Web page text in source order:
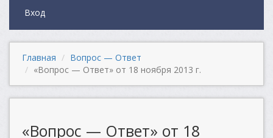
Вход
Главная
Вопрос — Ответ
«Вопрос — Ответ» от 18 ноября 2013 г.
«Вопрос — Ответ» от 18